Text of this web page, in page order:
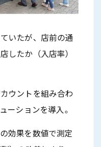
いたが、店前の通
したか（入店率）
ウントを組み合わ
ーションを導入。
効果を数値で測定